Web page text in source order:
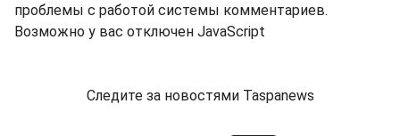
проблемы с работой системы комментариев.
Возможно у вас отключен JavaScript
Следите за новостями Taspanews